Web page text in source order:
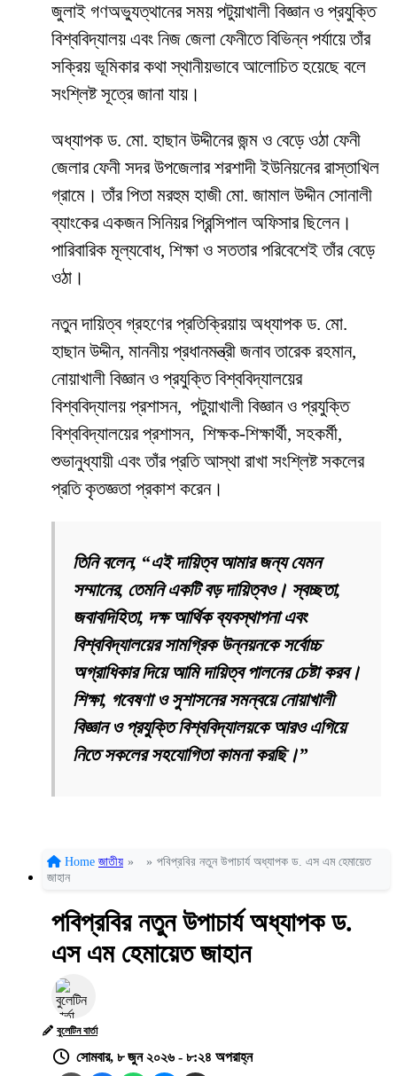
জুলাই গণঅভ্যুত্থানের সময় পটুয়াখালী বিজ্ঞান ও প্রযুক্তি
বিশ্ববিদ্যালয় এবং নিজ জেলা ফেনীতে বিভিন্ন পর্যায়ে তাঁর
সক্রিয় ভূমিকার কথা স্থানীয়ভাবে আলোচিত হয়েছে বলে
সংশ্লিষ্ট সূত্রে জানা যায়।
অধ্যাপক ড. মো. হাছান উদ্দীনের জন্ম ও বেড়ে ওঠা ফেনী
জেলার ফেনী সদর উপজেলার শরশাদী ইউনিয়নের রাস্তাখিল
গ্রামে। তাঁর পিতা মরহুম হাজী মো. জামাল উদ্দীন সোনালী
ব্যাংকের একজন সিনিয়র প্রিন্সিপাল অফিসার ছিলেন।
পারিবারিক মূল্যবোধ, শিক্ষা ও সততার পরিবেশেই তাঁর বেড়ে
ওঠা।
নতুন দায়িত্ব গ্রহণের প্রতিক্রিয়ায় অধ্যাপক ড. মো.
হাছান উদ্দীন, মাননীয় প্রধানমন্ত্রী জনাব তারেক রহমান,
নোয়াখালী বিজ্ঞান ও প্রযুক্তি বিশ্ববিদ্যালয়ের
বিশ্ববিদ্যালয় প্রশাসন, পটুয়াখালী বিজ্ঞান ও প্রযুক্তি
বিশ্ববিদ্যালয়ের প্রশাসন, শিক্ষক-শিক্ষার্থী, সহকর্মী,
শুভানুধ্যায়ী এবং তাঁর প্রতি আস্থা রাখা সংশ্লিষ্ট সকলের
প্রতি কৃতজ্ঞতা প্রকাশ করেন।
তিনি বলেন, “এই দায়িত্ব আমার জন্য যেমন
সম্মানের, তেমনি একটি বড় দায়িত্বও। স্বচ্ছতা,
জবাবদিহিতা, দক্ষ আর্থিক ব্যবস্থাপনা এবং
বিশ্ববিদ্যালয়ের সামগ্রিক উন্নয়নকে সর্বোচ্চ
অগ্রাধিকার দিয়ে আমি দায়িত্ব পালনের চেষ্টা করব।
শিক্ষা, গবেষণা ও সুশাসনের সমন্বয়ে নোয়াখালী
বিজ্ঞান ও প্রযুক্তি বিশ্ববিদ্যালয়কে আরও এগিয়ে
নিতে সকলের সহযোগিতা কামনা করছি।”
Home জাতীয় » » পবিপ্রবির নতুন উপাচার্য অধ্যাপক ড. এস এম হেমায়েত
জাহান
পবিপ্রবির নতুন উপাচার্য অধ্যাপক ড.
এস এম হেমায়েত জাহান
বুলেটিন বার্তা
সোমবার, ৮ জুন ২০২৬ - ৮:২৪ অপরাহ্ন